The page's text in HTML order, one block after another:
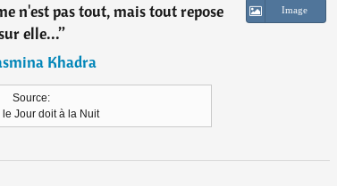
n'est pas tout, mais tout repose
elle...”
Khadra
Source:
Jour doit à la Nuit
Image